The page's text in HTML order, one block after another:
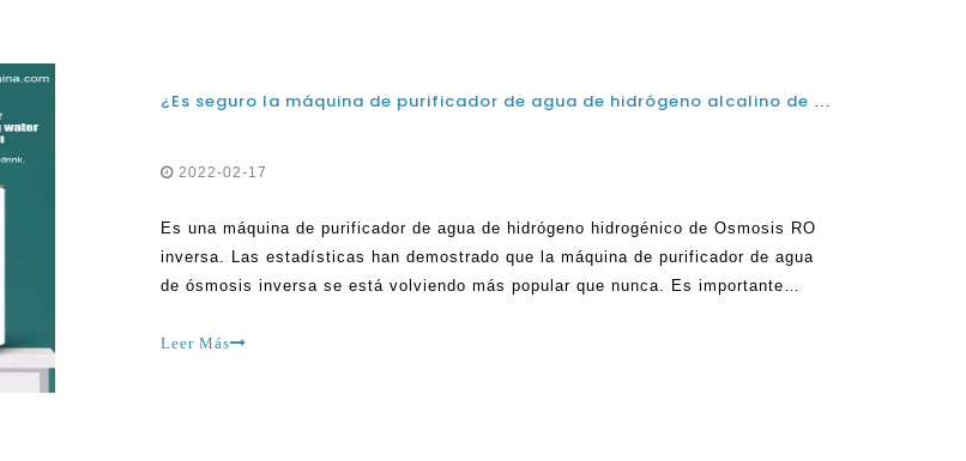
¿Es seguro la máquina de purificador de agua de hidrógeno alcalino de ósmosis inversa?
2022-02-17
Es una máquina de purificador de agua de hidrógeno hidrogénico de Osmosis RO
inversa. Las estadísticas han demostrado que la máquina de purificador de agua
de ósmosis inversa se está volviendo más popular que nunca. Es importante
mercado, muchas personas fueron muy escépticas sobre
Leer Más